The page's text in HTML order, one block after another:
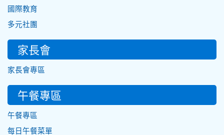
國際教育
多元社團
家長會
家長會專區
午餐專區
午餐專區
每日午餐菜單